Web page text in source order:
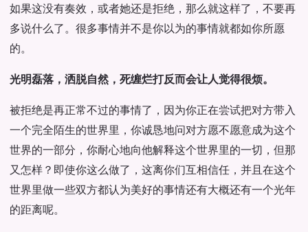
如果这没有奏效，或者她还是拒绝，那么就这样了，不要再
多说什么了。很多事情并不是你以为的事情就都如你所愿
的。
光明磊落，洒脱自然，死缠烂打反而会让人觉得很烦。
被拒绝是再正常不过的事情了，因为你正在尝试把对方带入
一个完全陌生的世界里，你诚恳地问对方愿不愿意成为这个
世界的一部分，你耐心地向他解释这个世界里的一切，但那
又怎样？即使你这么做了，这离你们互相信任，并且在这个
世界里做一些双方都认为美好的事情还有大概还有一个光年
的距离呢。